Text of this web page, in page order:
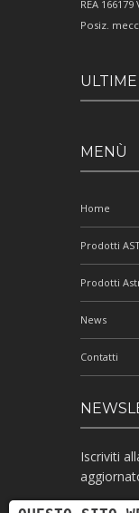
REA
Posiz.
MENÙ
Home
Prodotti
Prodotti
News
Contatti
Iscriviti